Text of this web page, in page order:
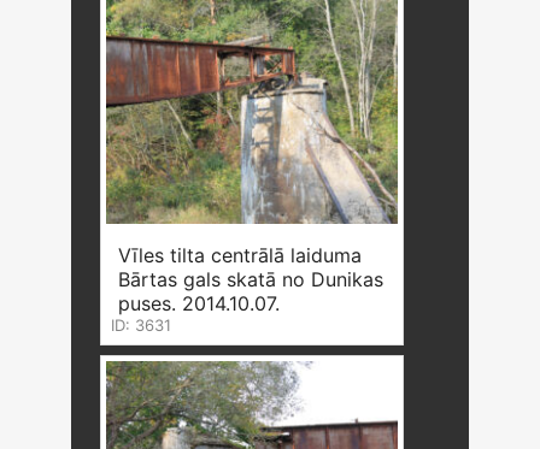
Vīles tilta centrālā laiduma
Bārtas gals skatā no Dunikas
puses. 2014.10.07.
ID: 3631